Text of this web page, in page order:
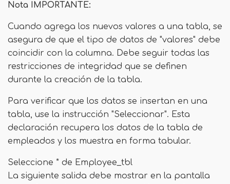
Nota IMPORTANTE:
Cuando agrega los nuevos valores a una tabla, se
asegura de que el tipo de datos de "valores" debe
coincidir con la columna. Debe seguir todas las
restricciones de integridad que se definen
durante la creación de la tabla.
Para verificar que los datos se insertan en una
tabla, use la instrucción "Seleccionar". Esta
declaración recupera los datos de la tabla de
empleados y los muestra en forma tabular.
Seleccione * de Employee_tbl
La siguiente salida debe mostrar en la pantalla